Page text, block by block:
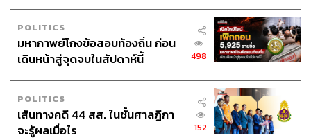
POLITICS
มหากาพย์โกงข้อสอบท้องถิ่น ก่อน
เดินหน้าสู่จุดจบในสัปดาห์นี้
498
POLITICS
เส้นทางคดี 44 สส. ในชั้นศาลฎีกา
จะรู้ผลเมื่อไร
152